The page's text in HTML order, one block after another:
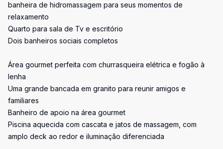
banheira de hidromassagem para seus momentos de
relaxamento
Quarto para sala de Tv e escritório
Dois banheiros sociais completos
Área gourmet perfeita com churrasqueira elétrica e fogão à
lenha
Uma grande bancada em granito para reunir amigos e
familiares
Banheiro de apoio na área gourmet
Piscina aquecida com cascata e jatos de massagem, com
amplo deck ao redor e iluminação diferenciada